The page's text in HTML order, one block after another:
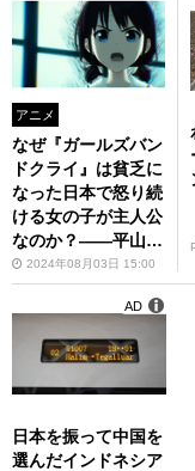
アニメ
なぜ『ガールズバン
ドクライ』は貧乏に
なった日本で怒り続
ける女の子が主人公
なのか？――平山理
志Pに聞く
2024年08月03日 15:00
日本を振って中国を
選んだインドネシア
AD